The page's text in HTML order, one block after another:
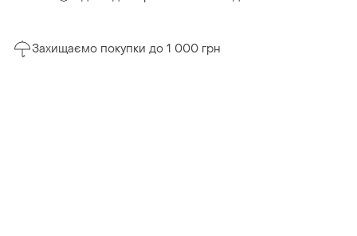
Захищаємо покупки до 1 000 грн